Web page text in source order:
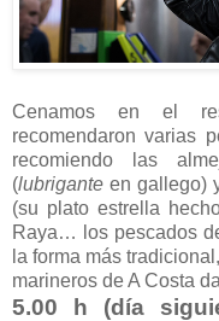
Cenamos en el
recomendaron varias
recomiendo las
(lubrigante en gallego)
(su plato estrella
Raya… los pescados
la forma más
marineros de A Costa
5.00 h (día